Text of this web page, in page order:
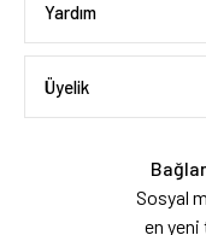
Yardım
Üyelik
Sosyal
en